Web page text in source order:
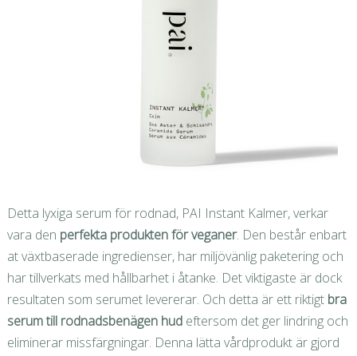
Detta lyxiga serum för rodnad, PAI Instant Kalmer, verkar
vara den perfekta produkten för veganer. Den består enbart
at växtbaserade ingredienser, har miljövänlig paketering och
har tillverkats med hållbarhet i åtanke. Det viktigaste är dock
resultaten som serumet levererar. Och detta är ett riktigt bra
serum till rodnadsbenägen hud eftersom det ger lindring och
eliminerar missfärgningar. Denna lätta vårdprodukt är gjord